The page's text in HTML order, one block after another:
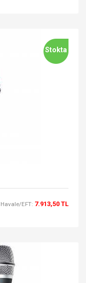
Stokta
Havale/EFT: 7.913,50 TL